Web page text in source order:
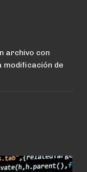
archivo con
modificación de